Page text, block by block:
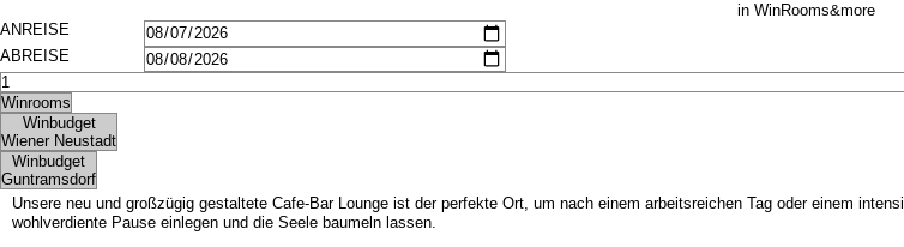
Impressionen
Seminare
Teambuilding
Angebote
Kontakt
Jobs
in WinRooms&more
Unsere neu und großzügig gestaltete Cafe-Bar Lounge ist der perfekte Ort, um nach einem arbeitsreichen Tag oder einem
wohlverdiente Pause einlegen und die Seele baumeln lassen.